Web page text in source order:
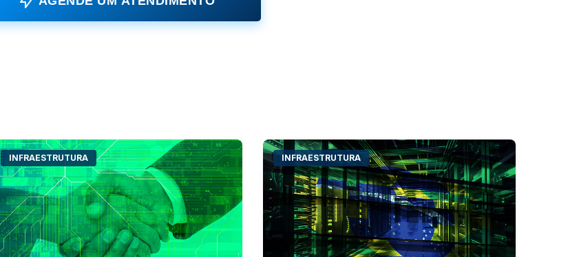
INFRAESTRUTURA INFRAESTRUTURA